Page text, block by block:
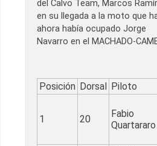
del Calvo Team, Marcos
en su llegada a la moto que
ahora había ocupado Jorge
Navarro en el MACHADO-
Posición Dorsal Piloto
1 20
Fabio
Quartararo